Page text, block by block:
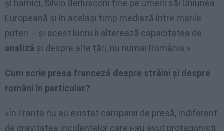
și harnici, Silvio Berlusconi ține pe umerii săi Uniunea
Europeană și în același timp mediază între marile
puteri – și acest lucru îi alterează capacitatea de
analiză și despre alte țări, nu numai România.»
Cum scrie presa franceză despre străini și despre
români în particular?
«În Franța nu au existat campanii de presă, indiferent
de gravitatea incidentelor care i-au avut protagoniști